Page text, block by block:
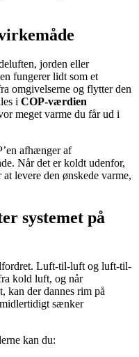
jorden eller
fungerer lidt som et
omgivelserne og flytter den
i COP-værdien
meget varme du får ud i
afhænger af
Når det er koldt udenfor,
levere den ønskede varme,
systemet på
Luft-til-luft og luft-til-
kold luft, og når
kan der dannes rim på
sænker
kan du: